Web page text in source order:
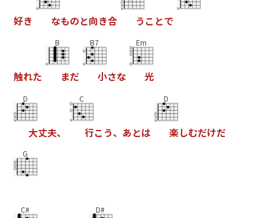
好き なものと向き合 う こ とで
触れた
B
まだ
B7
小さな
Em
光
D
大丈夫、
C
行こ う、 あ とは
D
楽しむだけだ
G
C# D#